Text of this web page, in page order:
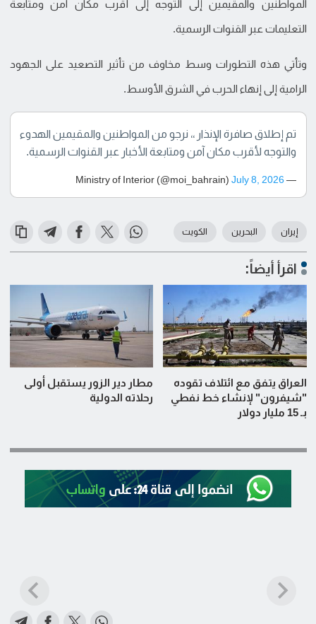
المواطنين والمقيمين إلى التوجه إلى أقرب مكان آمن ومتابعة
التعليمات عبر القنوات الرسمية.
وتأتي هذه التطورات وسط مخاوف من تأثير التصعيد على الجهود
الرامية إلى إنهاء الحرب في الشرق الأوسط.
تم إطلاق صافرة الإنذار ،، نرجو من المواطنين والمقيمين الهدوء
والتوجه لأقرب مكان آمن ومتابعة الأخبار عبر القنوات الرسمية.
— Ministry of Interior (@moi_bahrain)
July 8, 2026
إيران البحرين الكويت
اقرأ أيضاً:
العراق يتفق مع ائتلاف تقوده
"شيفرون" لإنشاء خط نفطي
بـ 15 مليار دولار
مطار دير الزور يستقبل أولى
رحلاته الدولية